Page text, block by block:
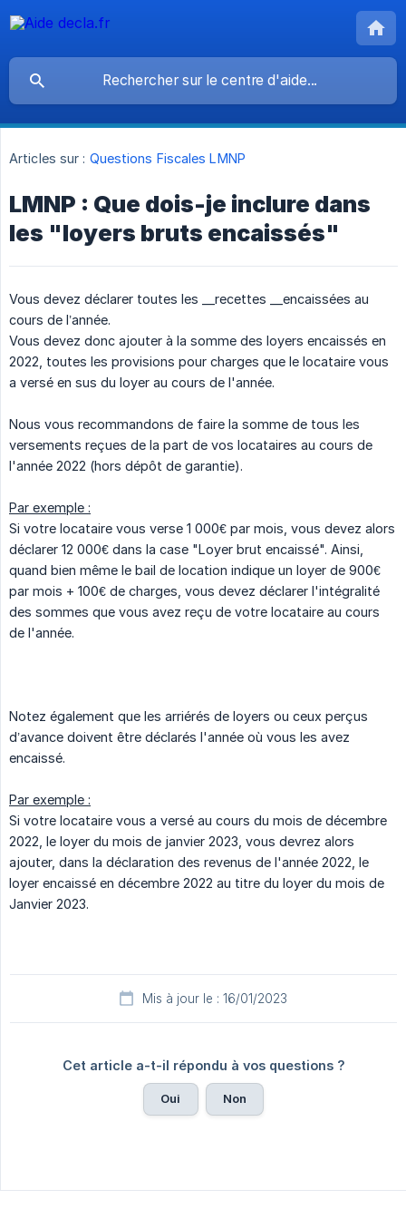
Articles sur : Questions Fiscales LMNP
LMNP : Que dois-je inclure dans
les "loyers bruts encaissés"
Vous devez déclarer toutes les __recettes __encaissées au
cours de l’année.
Vous devez donc ajouter à la somme des loyers encaissés en
2022, toutes les provisions pour charges que le locataire vous
a versé en sus du loyer au cours de l'année.
Nous vous recommandons de faire la somme de tous les
versements reçues de la part de vos locataires au cours de
l'année 2022 (hors dépôt de garantie).
Par exemple :
Si votre locataire vous verse 1 000€ par mois, vous devez alors
déclarer 12 000€ dans la case "Loyer brut encaissé". Ainsi,
quand bien même le bail de location indique un loyer de 900€
par mois + 100€ de charges, vous devez déclarer l'intégralité
des sommes que vous avez reçu de votre locataire au cours
de l'année.
Notez également que les arriérés de loyers ou ceux perçus
d’avance doivent être déclarés l'année où vous les avez
encaissé.
Par exemple :
Si votre locataire vous a versé au cours du mois de décembre
2022, le loyer du mois de janvier 2023, vous devrez alors
ajouter, dans la déclaration des revenus de l'année 2022, le
loyer encaissé en décembre 2022 au titre du loyer du mois de
Janvier 2023.
Mis à jour le : 16/01/2023
Cet article a-t-il répondu à vos questions ?
Oui Non